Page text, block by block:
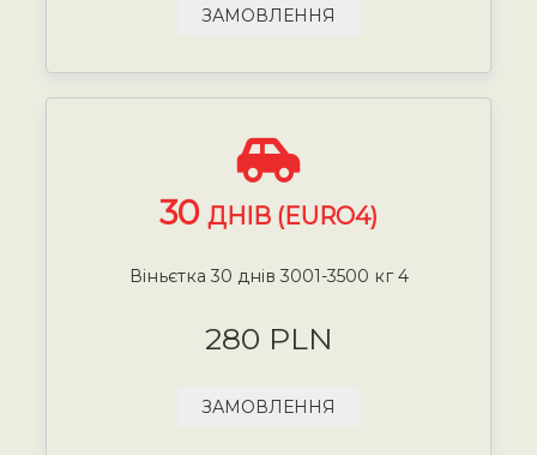
ЗАМОВЛЕННЯ
30 ДНІВ (EURO4)
Віньєтка 30 днів 3001-3500 кг 4
280 PLN
ЗАМОВЛЕННЯ